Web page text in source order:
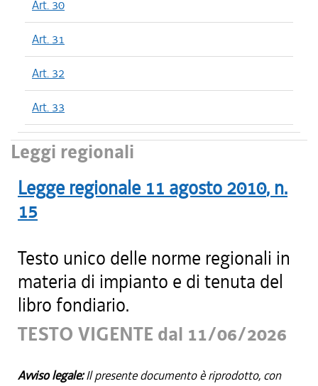
Art. 30
Art. 31
Art. 32
Art. 33
Leggi regionali
Legge regionale 11 agosto 2010, n.
15
Testo unico delle norme regionali in
materia di impianto e di tenuta del
libro fondiario.
TESTO VIGENTE dal 11/06/2026
Avviso legale:Il presente documento è riprodotto, con